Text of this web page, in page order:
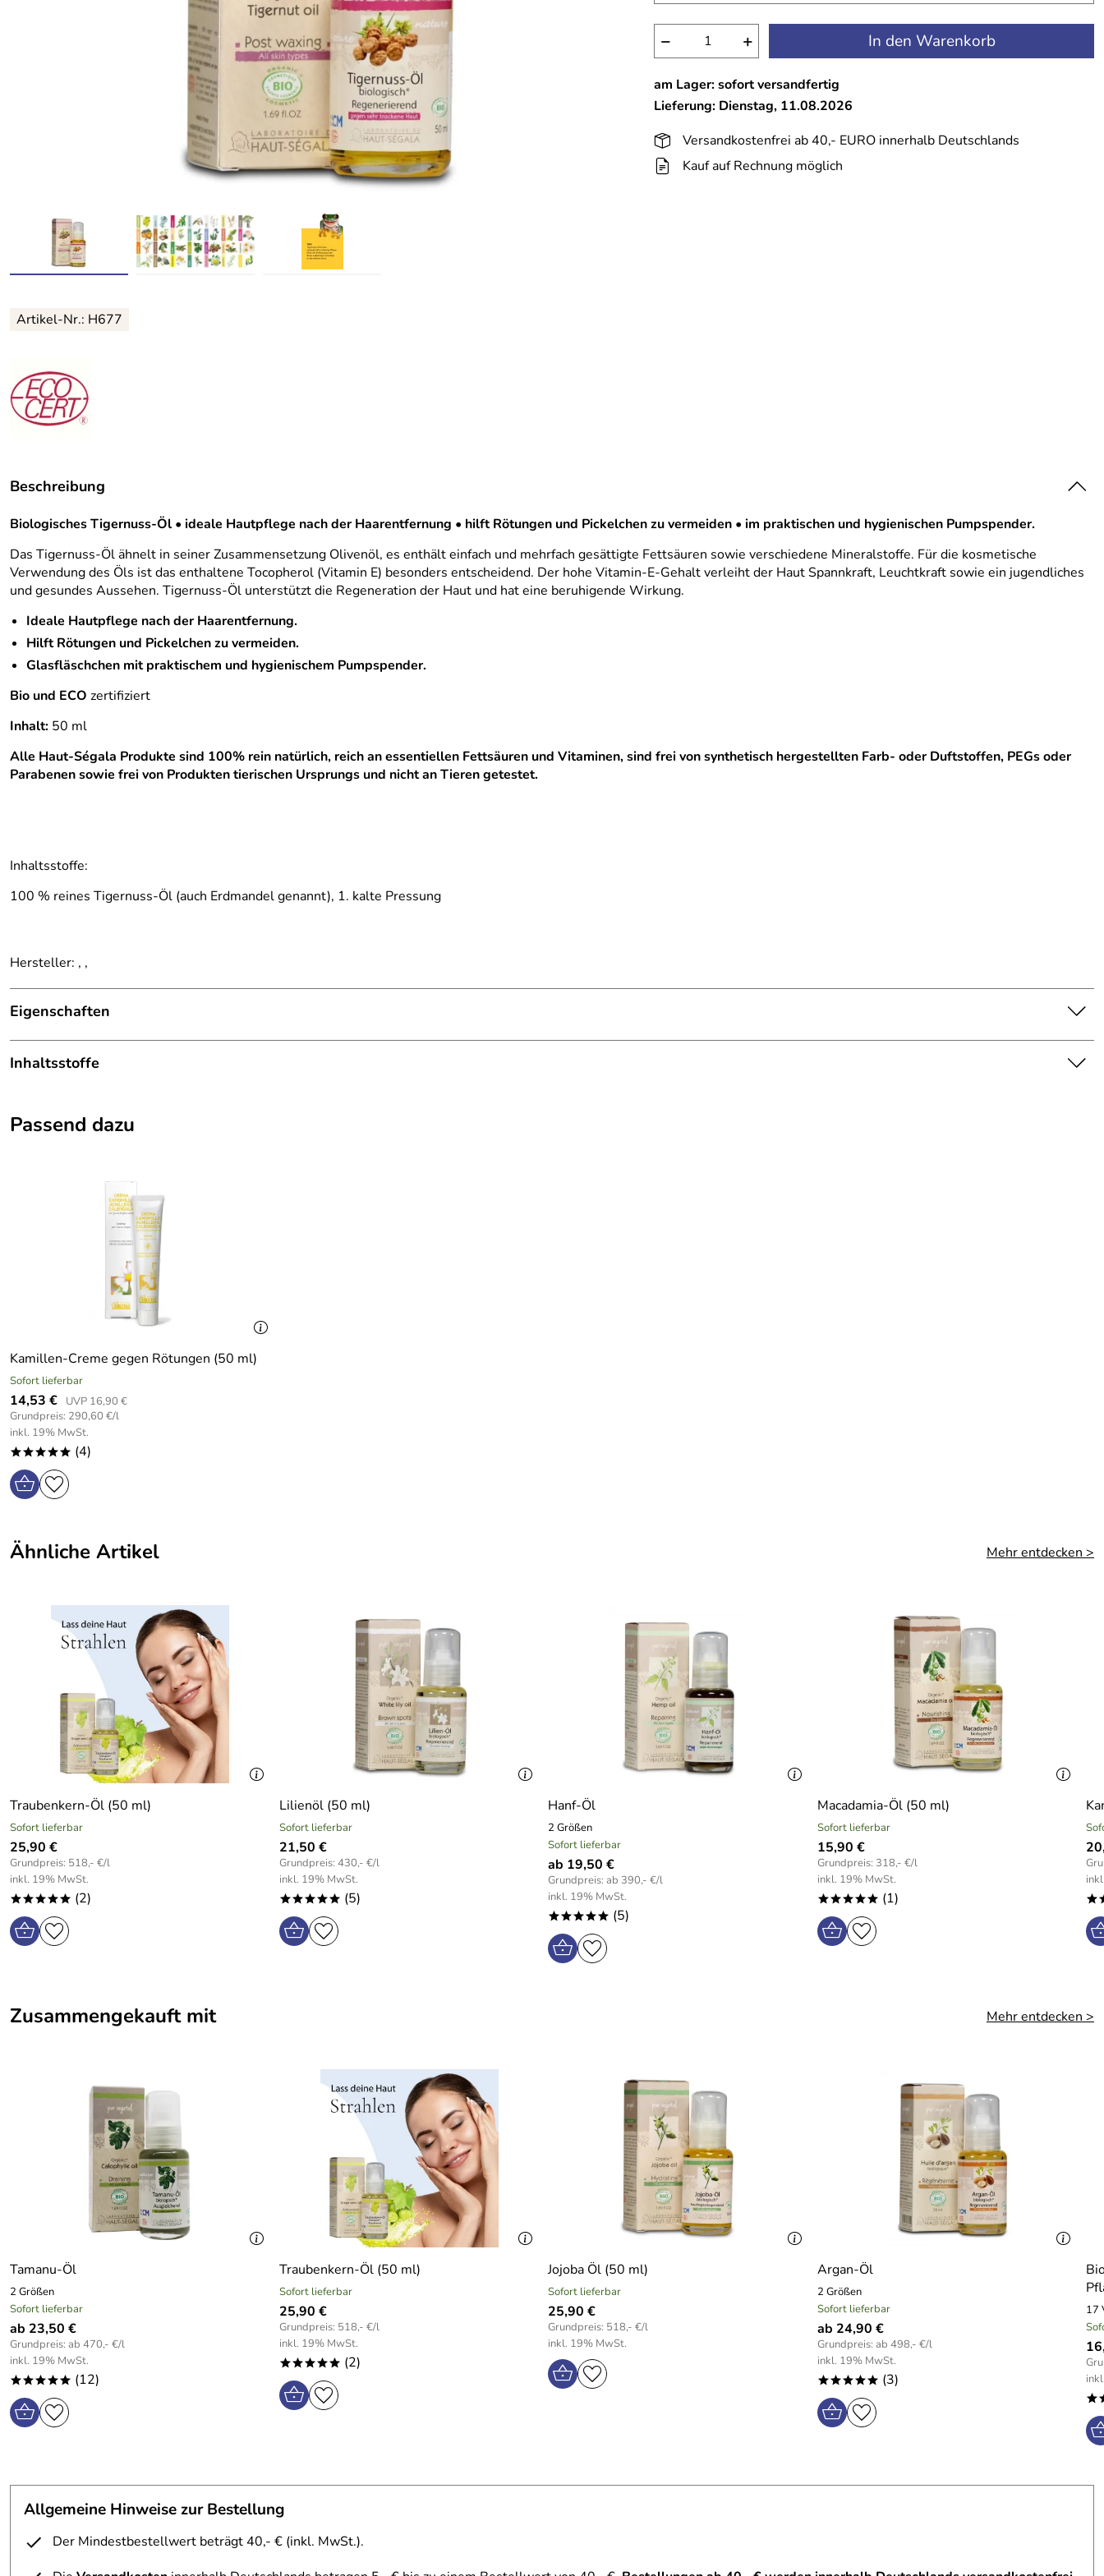
− + In den Warenkorb
am Lager: sofort versandfertig
Lieferung: Dienstag, 11.08.2026
Versandkostenfrei ab 40,- EURO innerhalb Deutschlands
Kauf auf Rechnung möglich
Artikel-Nr.: H677
Beschreibung
Biologisches Tigernuss-Öl • ideale Hautpflege nach der Haarentfernung • hilft Rötungen und Pickelchen zu vermeiden • im praktischen und hygienischen Pumpspender.
Das Tigernuss-Öl ähnelt in seiner Zusammensetzung Olivenöl, es enthält einfach und mehrfach gesättigte Fettsäuren sowie verschiedene Mineralstoffe. Für die kosmetische
Verwendung des Öls ist das enthaltene Tocopherol (Vitamin E) besonders entscheidend. Der hohe Vitamin-E-Gehalt verleiht der Haut Spannkraft, Leuchtkraft sowie ein jugendliches
und gesundes Aussehen. Tigernuss-Öl unterstützt die Regeneration der Haut und hat eine beruhigende Wirkung.
Ideale Hautpflege nach der Haarentfernung.
Hilft Rötungen und Pickelchen zu vermeiden.
Glasfläschchen mit praktischem und hygienischem Pumpspender.
Bio und ECO zertifiziert
Inhalt: 50 ml
Alle Haut-Ségala Produkte sind 100% rein natürlich, reich an essentiellen Fettsäuren und Vitaminen, sind frei von synthetisch hergestellten Farb- oder Duftstoffen, PEGs oder
Parabenen sowie frei von Produkten tierischen Ursprungs und nicht an Tieren getestet.
Inhaltsstoffe:
100 % reines Tigernuss-Öl (auch Erdmandel genannt), 1. kalte Pressung
Hersteller: , ,
Eigenschaften
Haut-Ségala Öle
Dieses Produkt ist:
Inhaltsstoffe
Passend dazu
Kamillen-Creme gegen Rötungen (50 ml)
Sofort lieferbar
14,53 €
UVP 16,90 €
Grundpreis: 290,60 €/l
inkl. 19% MwSt.
***** (4)
Ähnliche Artikel Mehr entdecken >
Traubenkern-Öl (50 ml)
Sofort lieferbar
25,90 €
Grundpreis: 518,- €/l
inkl. 19% MwSt.
***** (2)
Lilienöl (50 ml)
Sofort lieferbar
21,50 €
Grundpreis: 430,- €/l
inkl. 19% MwSt.
***** (5)
Hanf-Öl
2 Größen
Sofort lieferbar
ab 19,50 €
Grundpreis: ab 390,- €/l
inkl. 19% MwSt.
***** (5)
Macadamia-Öl (50 ml)
Sofort lieferbar
15,90 €
Grundpreis: 318,- €/l
inkl. 19% MwSt.
***** (1)
Zusammengekauft mit Mehr entdecken >
Tamanu-Öl
2 Größen
Sofort lieferbar
ab 23,50 €
Grundpreis: ab 470,- €/l
inkl. 19% MwSt.
***** (12)
Traubenkern-Öl (50 ml)
Sofort lieferbar
25,90 €
Grundpreis: 518,- €/l
inkl. 19% MwSt.
***** (2)
Jojoba Öl (50 ml)
Sofort lieferbar
25,90 €
Grundpreis: 518,- €/l
inkl. 19% MwSt.
Argan-Öl
2 Größen
Sofort lieferbar
ab 24,90 €
Grundpreis: ab 498,- €/l
inkl. 19% MwSt.
***** (3)
17
Allgemeine Hinweise zur Bestellung
Der Mindestbestellwert beträgt 40,- € (inkl. MwSt.).